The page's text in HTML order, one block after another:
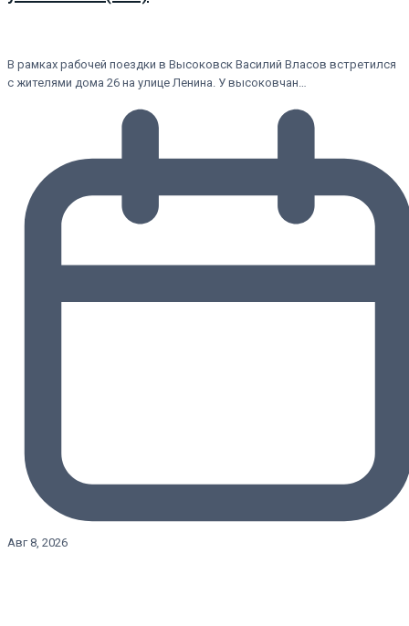
В рамках рабочей поездки в Высоковск Василий Власов встретился
с жителями дома 26 на улице Ленина. У высоковчан…
Авг 8, 2026